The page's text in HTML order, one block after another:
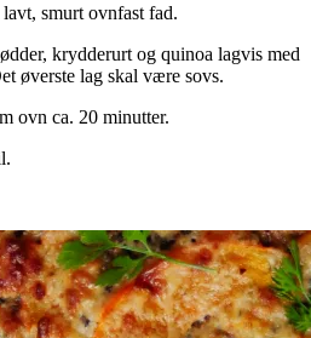
smurt ovnfast fad.
krydderurt og quinoa lagvis med
øverste lag skal være sovs.
ovn ca. 20 minutter.